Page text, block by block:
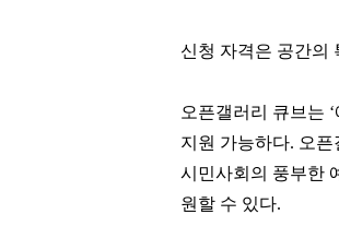
신청 자격은 공간의
오픈갤러리 큐브는
지원 가능하다. 오
시민사회의 풍부한
원할 수 있다.